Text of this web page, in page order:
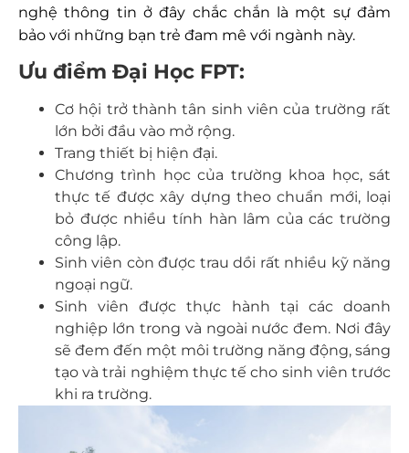
nghệ thông tin ở đây chắc chắn là một sự đảm
bảo với những bạn trẻ đam mê với ngành này.
Ưu điểm Đại Học FPT:
Cơ hội trở thành tân sinh viên của trường rất
lớn bởi đầu vào mở rộng.
Trang thiết bị hiện đại.
Chương trình học của trường khoa học, sát
thực tế được xây dựng theo chuẩn mới, loại
bỏ được nhiều tính hàn lâm của các trường
công lập.
Sinh viên còn được trau dồi rất nhiều kỹ năng
ngoại ngữ.
Sinh viên được thực hành tại các doanh
nghiệp lớn trong và ngoài nước đem. Nơi đây
sẽ đem đến một môi trường năng động, sáng
tạo và trải nghiệm thực tế cho sinh viên trước
khi ra trường.